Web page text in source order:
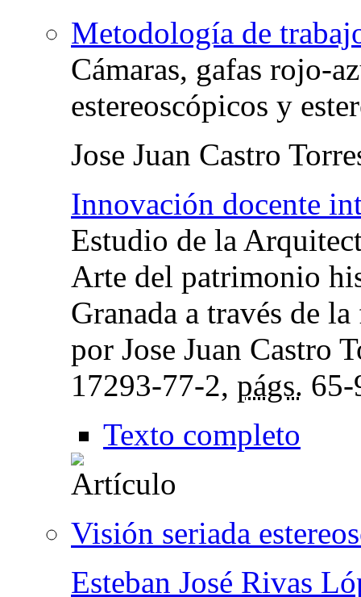
Metodología de
Cámaras, gafas rojo-
estereoscópicos y
Jose Juan Castro
Innovación docente
Estudio de la
Arte del patrimonio
Granada a través de
por Jose Juan Castro
17293-77-2, págs. 65-
Texto completo
Visión seriada
Esteban José Rivas